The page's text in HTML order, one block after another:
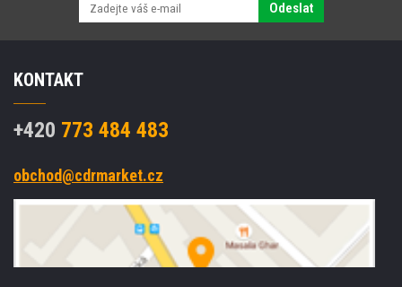
Odeslat
KONTAKT
+420 773 484 483
obchod@cdrmarket.cz